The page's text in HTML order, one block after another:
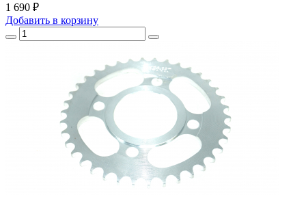
1 690 ₽
Добавить в корзину